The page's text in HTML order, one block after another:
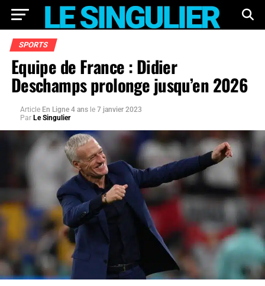
SPORTS
Equipe de France : Didier
Deschamps prolonge jusqu’en 2026
Article En Ligne 4 ans le 7 janvier 2023
Par Le Singulier